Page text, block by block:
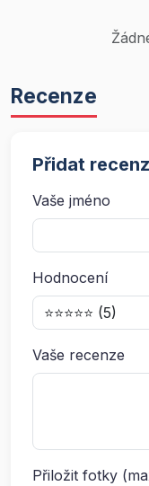
Recenze
Přidat
Vaše jméno
Hodnocení
Vaše recenze
Přiložit fotky